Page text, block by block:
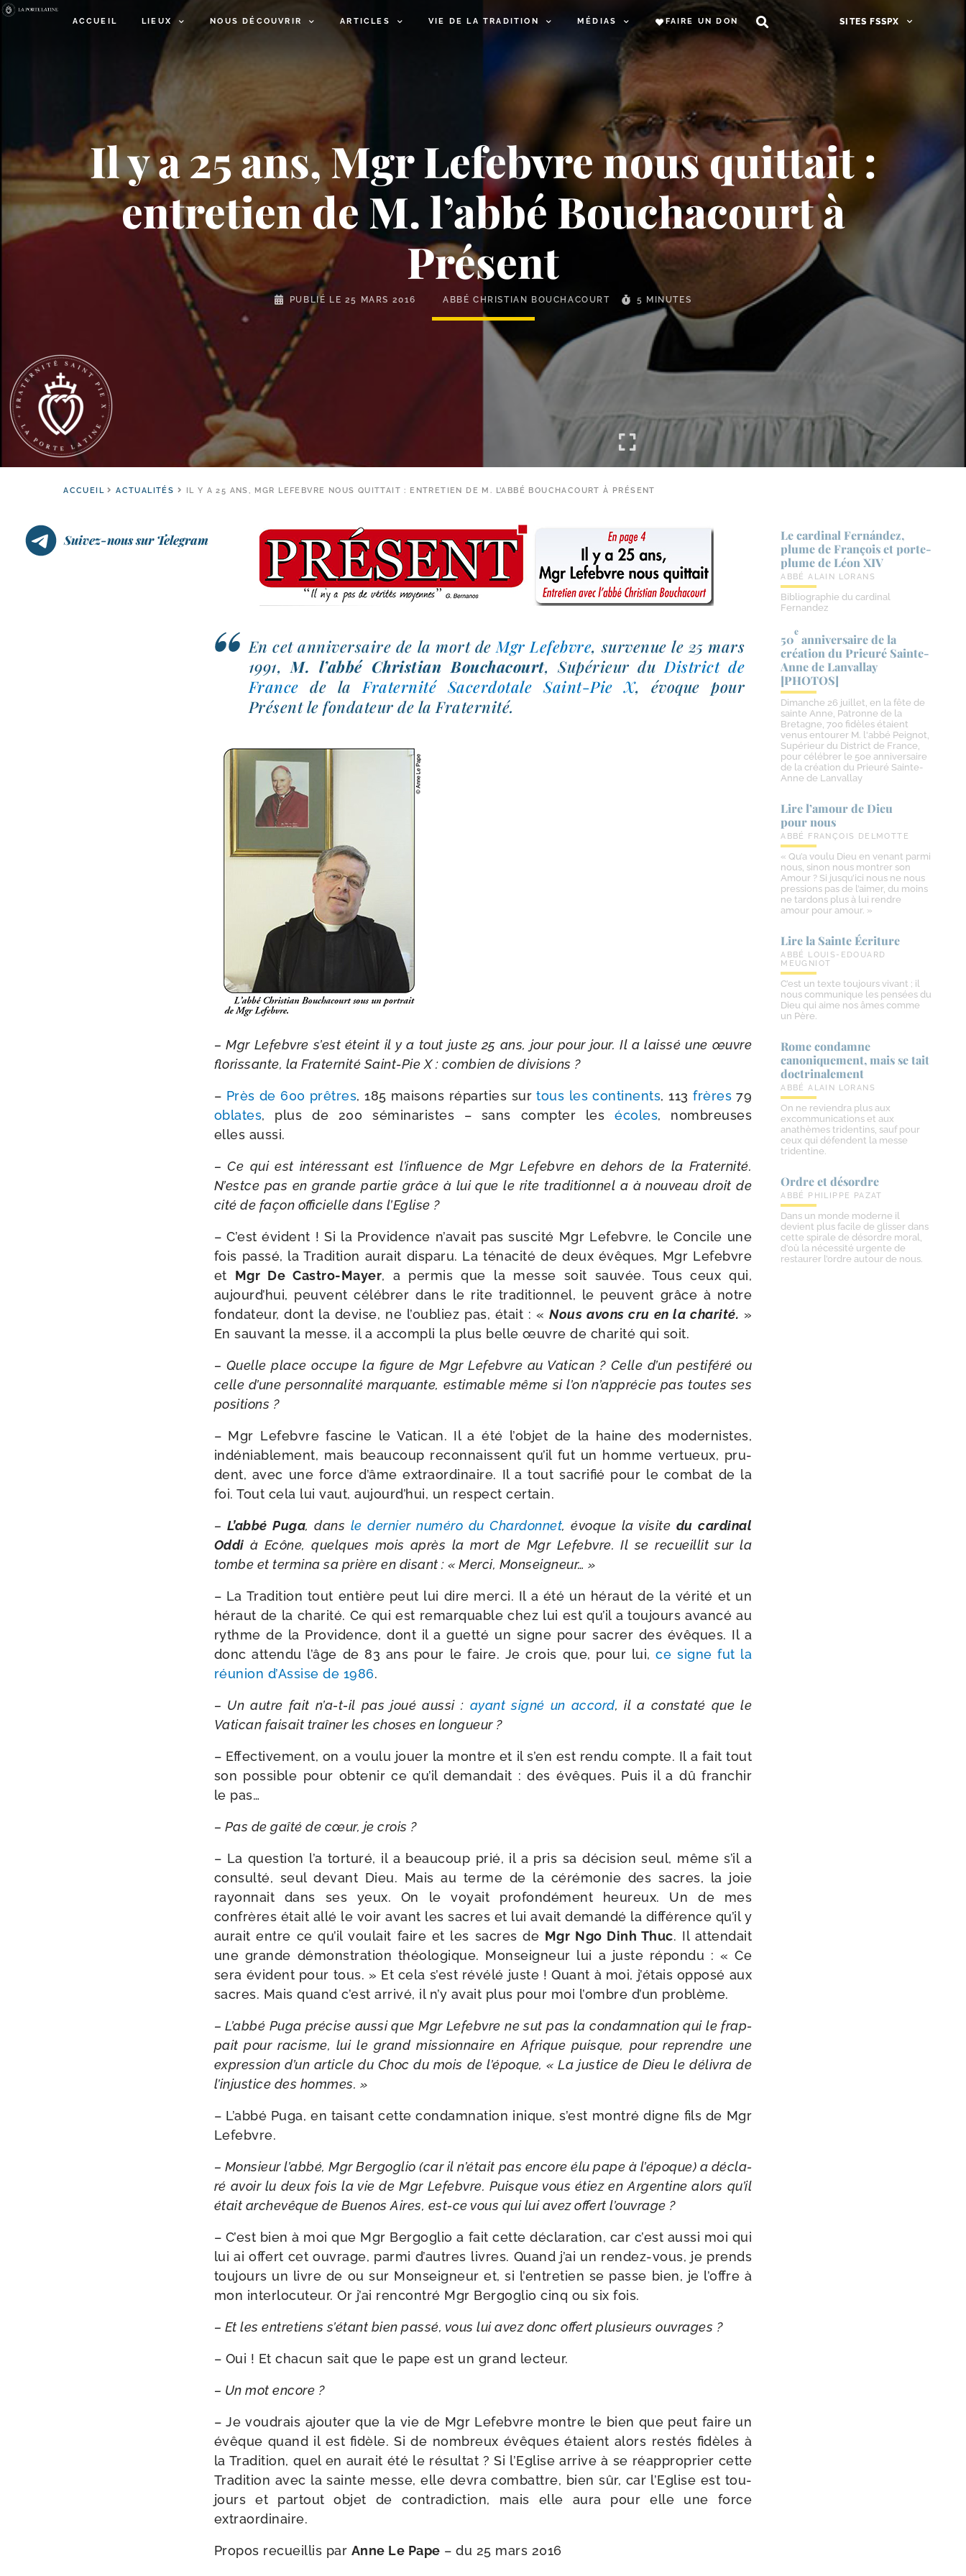
ACCUEIL LIEUX NOUS DÉCOUVRIR ARTICLES VIE DE LA TRADITION MÉDIAS FAIRE UN DON SITES FSSPX
Il y a 25 ans, Mgr Lefebvre nous quittait :
entretien de M. l’abbé Bouchacourt à
Présent
PUBLIÉ LE 25 MARS 2016 ABBÉ CHRISTIAN BOUCHACOURT 5 MINUTES
ACCUEIL ACTUALITÉS IL Y A 25 ANS, MGR LEFEBVRE NOUS QUITTAIT : ENTRETIEN DE M. L’ABBÉ BOUCHACOURT À PRÉSENT
Suivez-nous sur Telegram
En cet anni­ver­saire de la mort de Mgr Lefebvre, sur­ve­nue le 25 mars
1991, M. l’ab­bé Christian Bouchacourt, Supérieur du District de
France de la Fraternité Sacerdotale Saint-​Pie X, évoque pour
Présent le fon­da­teur de la Fraternité.
– Mgr Lefebvre s’est éteint il y a tout juste 25 ans, jour pour jour. Il a lais­sé une œuvre
flo­ris­sante, la Fraternité Saint-​Pie X : com­bien de divisions ?
– Près de 600 prêtres, 185 mai­sons répar­ties surtous les conti­nents, 113 frères 79
oblates, plus de 200 sémi­na­ristes – sans comp­ter lesécoles, nom­breuses
elles aussi.
– Ce qui est inté­res­sant est l’in­fluence de Mgr Lefebvre en dehors de la Fraternité.
N’estce pas en grande par­tie grâce à lui que le rite tra­di­tion­nel a à nou­veau droit de
cité de façon offi­cielle dans l’Eglise ?
– C’est évident ! Si la Providence n’a­vait pas sus­ci­té Mgr Lefebvre, le Concile une
fois pas­sé, la Tradition aurait dis­pa­ru. La téna­ci­té de deux évêques, Mgr Lefebvre
et Mgr De Castro-​Mayer, a per­mis que la messe soit sau­vée. Tous ceux qui,
aujourd’­hui, peuvent célé­brer dans le rite tra­di­tion­nel, le peuvent grâce à notre
fon­da­teur, dont la devise, ne l’ou­bliez pas, était : «Nous avons cru en la cha­ri­té. »
En sau­vant la messe, il a accom­pli la plus belle œuvre de cha­ri­té qui soit.
– Quelle place occupe la figure de Mgr Lefebvre au Vatican ? Celle d’un pes­ti­fé­ré ou
celle d’une per­son­na­li­té mar­quante, esti­mable même si l’on n’ap­pré­cie pas toutes ses
positions ?
– Mgr Lefebvre fas­cine le Vatican. Il a été l’ob­jet de la haine des moder­nistes,
indé­nia­ble­ment, mais beau­coup recon­naissent qu’il fut un homme ver­tueux, pru­
dent, avec une force d’âme extra­or­di­naire. Il a tout sacri­fié pour le com­bat de la
foi. Tout cela lui vaut, aujourd’­hui, un res­pect certain.
– L’abbé Puga, dans le der­nier numé­ro du Chardonnet, évoque la visite du car­di­nal
Oddi à Ecône, quelques mois après la mort de Mgr Lefebvre. Il se recueillit sur la
tombe et ter­mi­na sa prière en disant : « Merci, Monseigneur… »
– La Tradition tout entière peut lui dire mer­ci. Il a été un héraut de la véri­té et un
héraut de la cha­ri­té. Ce qui est remar­quable chez lui est qu’il a tou­jours avan­cé au
rythme de la Providence, dont il a guet­té un signe pour sacrer des évêques. Il a
donc atten­du l’âge de 83 ans pour le faire. Je crois que, pour lui,ce signe fut la
réunion d’Assise de 1986.
– Un autre fait n’a-​t-​il pas joué aus­si : ayant signé un accord, il a consta­té que le
Vatican fai­sait traî­ner les choses en longueur ?
– Effectivement, on a vou­lu jouer la montre et il s’en est ren­du compte. Il a fait tout
son pos­sible pour obte­nir ce qu’il deman­dait : des évêques. Puis il a dû fran­chir
le pas…
– Pas de gaî­té de cœur, je crois ?
– La ques­tion l’a tor­tu­ré, il a beau­coup prié, il a pris sa déci­sion seul, même s’il a
consul­té, seul devant Dieu. Mais au terme de la céré­mo­nie des sacres, la joie
rayon­nait dans ses yeux. On le voyait pro­fon­dé­ment heu­reux. Un de mes
confrères était allé le voir avant les sacres et lui avait deman­dé la dif­fé­rence qu’il y
aurait entre ce qu’il vou­lait faire et les sacres de Mgr Ngo Dinh Thuc. Il atten­dait
une grande démons­tra­tion théo­lo­gique. Monseigneur lui a juste répon­du : « Ce
sera évident pour tous. » Et cela s’est révé­lé juste ! Quant à moi, j’é­tais oppo­sé aux
sacres. Mais quand c’est arri­vé, il n’y avait plus pour moi l’ombre d’un problème.
– L’abbé Puga pré­cise aus­si que Mgr Lefebvre ne sut pas la condam­na­tion qui le frap­
pait pour racisme, lui le grand mis­sion­naire en Afrique puisque, pour reprendre une
expres­sion d’un article du Choc du mois de l’é­poque, « La jus­tice de Dieu le déli­vra de
l’in­jus­tice des hommes. »
– L’abbé Puga, en tai­sant cette condam­na­tion inique, s’est mon­tré digne fils de Mgr
Lefebvre.
– Monsieur l’ab­bé, Mgr Bergoglio (car il n’é­tait pas encore élu pape à l’é­poque) a décla­
ré avoir lu deux fois la vie de Mgr Lefebvre. Puisque vous étiez en Argentine alors qu’il
était arche­vêque de Buenos Aires, est-​ce vous qui lui avez offert l’ouvrage ?
– C’est bien à moi que Mgr Bergoglio a fait cette décla­ra­tion, car c’est aus­si moi qui
lui ai offert cet ouvrage, par­mi d’autres livres. Quand j’ai un rendez-​vous, je prends
tou­jours un livre de ou sur Monseigneur et, si l’en­tre­tien se passe bien, je l’offre à
mon inter­lo­cu­teur. Or j’ai ren­con­tré Mgr Bergoglio cinq ou six fois.
– Et les entre­tiens s’é­tant bien pas­sé, vous lui avez donc offert plu­sieurs ouvrages ?
– Oui ! Et cha­cun sait que le pape est un grand lecteur.
– Un mot encore ?
– Je vou­drais ajou­ter que la vie de Mgr Lefebvre montre le bien que peut faire un
évêque quand il est fidèle. Si de nom­breux évêques étaient alors res­tés fidèles à
la Tradition, quel en aurait été le résul­tat ? Si l’Eglise arrive à se réap­pro­prier cette
Tradition avec la sainte messe, elle devra com­battre, bien sûr, car l’Eglise est tou­
jours et par­tout objet de contra­dic­tion, mais elle aura pour elle une force
extraordinaire.
Propos recueillis par Anne Le Pape – du 25 mars 2016
Le cardinal Fernández,
plume de François et porte-​
plume de Léon XIV
ABBÉ ALAIN LORANS
Bibliographie du cardinal
Fernandez
50
e
anniversaire de la
création du Prieuré Sainte-​
Anne de Lanvallay
[PHOTOS]
Dimanche 26 juillet, en la fête de
sainte Anne, Patronne de la
Bretagne, 700 fidèles étaient
venus entourer M. l'abbé Peignot,
Supérieur du District de France,
pour célébrer le 50e anniversaire
de la création du Prieuré Sainte-
Anne de Lanvallay
Lire l’amour de Dieu
pour nous
ABBÉ FRANÇOIS DELMOTTE
« Qu’a voulu Dieu en venant parmi
nous, sinon nous montrer son
Amour ? Si jusqu’ici nous ne nous
pressions pas de l’aimer, du moins
ne tardons plus à lui rendre
amour pour amour. »
Lire la Sainte Écriture
ABBÉ LOUIS-EDOUARD
MEUGNIOT
C’est un texte toujours vivant ; il
nous communique les pensées du
Dieu qui aime nos âmes comme
un Père.
Rome condamne
canoniquement, mais se tait
doctrinalement
ABBÉ ALAIN LORANS
On ne reviendra plus aux
excommunications et aux
anathèmes tridentins, sauf pour
ceux qui défendent la messe
tridentine.
Ordre et désordre
ABBÉ PHILIPPE PAZAT
Dans un monde moderne il
devient plus facile de glisser dans
cette spirale de désordre moral,
d’où la nécessité urgente de
restaurer l’ordre autour de nous.